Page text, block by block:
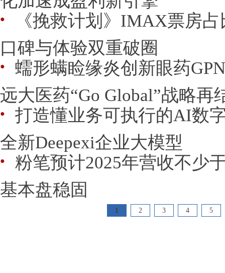
● 《挽救计划》IMAX票房
口碑与体验双重破圈
● 蠕形螨睑缘炎创新眼药
远大医药“Go Global”战略再
● 打造懂业务可执行的AI数
全新Deepexi企业大模型
● 粉笔预计2025年营收不少
基本盘稳固
1 2 3 4 5